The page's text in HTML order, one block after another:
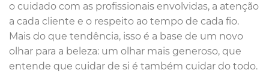
o cuidado com as profissionais envolvidas, a atenção
a cada cliente e o respeito ao tempo de cada fio.
Mais do que tendência, isso é a base de um novo
olhar para a beleza: um olhar mais generoso, que
entende que cuidar de si é também cuidar do todo.